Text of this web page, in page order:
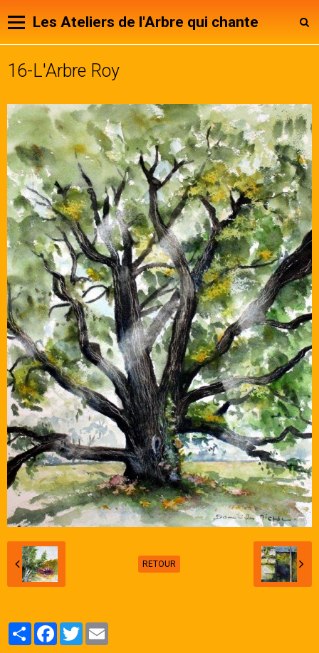
Les Ateliers de l'Arbre qui chante
Panier
Page d'accueil
Animateurs
Notre Association
Agenda
Contact
Livre d'or
Expositions
Galerie
16-L'Arbre Roy
RETOUR
PartagerFacebook
Twitter